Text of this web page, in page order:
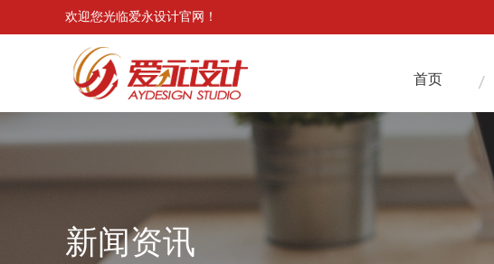
欢迎您光临爱永设计官网！
首页
新闻资讯